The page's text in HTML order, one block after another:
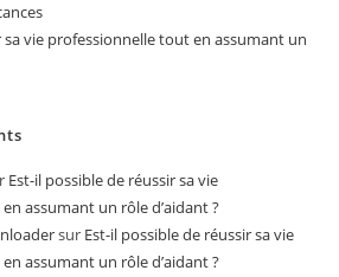
sa vie professionnelle tout en assumant un
Est-il possible de réussir sa vie
assumant un rôle d’aidant ?
sur Est-il possible de réussir sa vie
assumant un rôle d’aidant ?